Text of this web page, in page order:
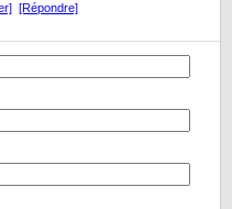
[Répondre]